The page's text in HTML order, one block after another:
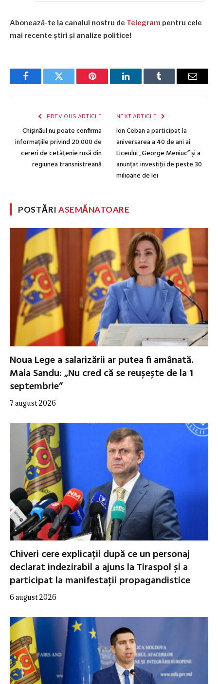
Abonează-te la canalul nostru de Telegram pentru cele
mai recente știri și analize politice!
FacebookTwitter Pinterest LinkedInTumblr Email
PREVIOUS ARTICLE
Chișinăul nu poate confirma
informațiile privind 20.000 de
cereri de cetățenie rusă din
regiunea transnistreană
NEXT ARTICLE
Ion Ceban a participat la
aniversarea a 40 de ani ai
Liceului „George Meniuc” și a
anunțat investiții de peste 30
milioane de lei
POSTĂRIASEMĂNATOARE
Noua Lege a salarizării ar putea fi amânată.
Maia Sandu: „Nu cred că se reușește de la 1
septembrie”
7 august 2026
Chiveri cere explicații după ce un personaj
declarat indezirabil a ajuns la Tiraspol și a
participat la manifestații propagandistice
6 august 2026